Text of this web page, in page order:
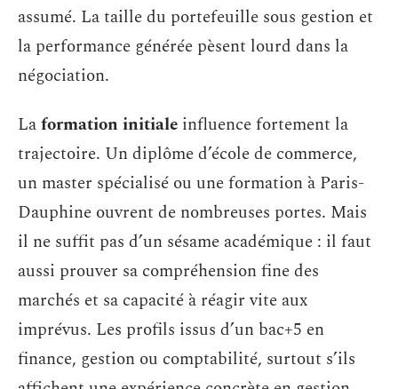
assumé. La taille du portefeuille sous gestion et
la performance générée pèsent lourd dans la
négociation.
Laformation initiale influence fortement la
trajectoire. Un diplôme d’école de commerce,
un master spécialisé ou une formation à Paris-
Dauphine ouvrent de nombreuses portes. Mais
il ne suffit pas d’un sésame académique : il faut
aussi prouver sa compréhension fine des
marchés et sa capacité à réagir vite aux
imprévus. Les profils issus d’un bac+5 en
finance, gestion ou comptabilité, surtout s’ils